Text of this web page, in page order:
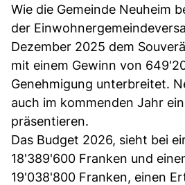
Wie die Gemeinde Neuheim
der
Dezember 2025 dem
mit einem Gewinn von
Genehmigung unterbreitet.
auch im kommenden Jahr
präsentieren.
Das Budget 2026, sieht bei
18'389'600 Franken und
19'038'800 Franken, einen